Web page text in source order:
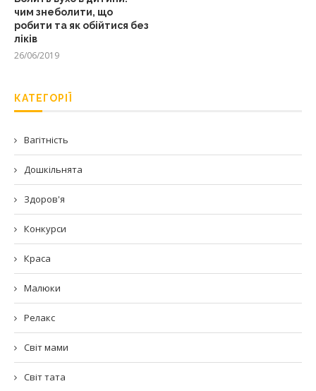
чим знеболити, що
робити та як обійтися без
ліків
26/06/2019
КАТЕГОРІЇ
Вагітність
Дошкільнята
Здоров'я
Конкурси
Краса
Малюки
Релакс
Світ мами
Світ тата